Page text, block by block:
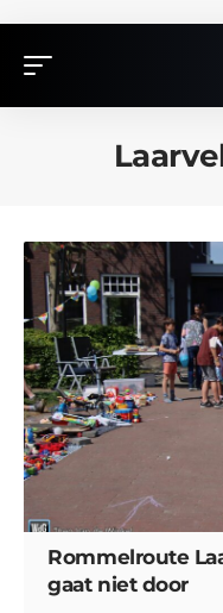
Rommelroute
gaat niet door